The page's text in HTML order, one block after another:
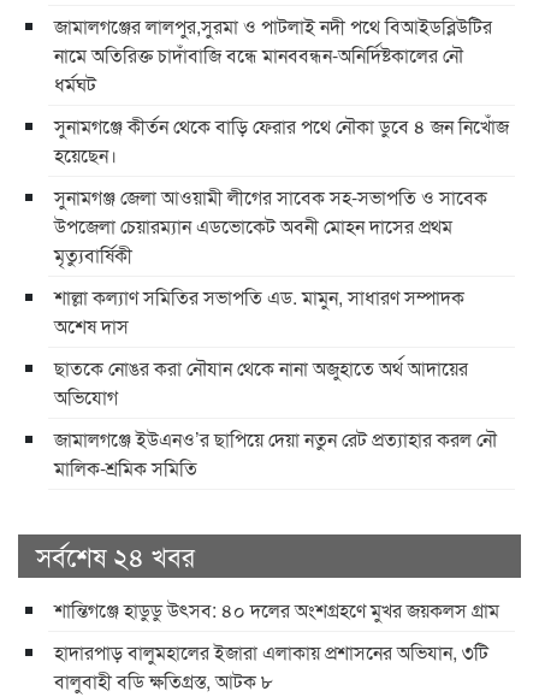
জামালগঞ্জের লালপুর,সুরমা ও পাটলাই নদী পথে বিআইডব্লিউটির
নামে অতিরিক্ত চাদাঁবাজি বন্ধে মানববন্ধন-অনির্দিষ্টকালের নৌ
ধর্মঘট
সুনামগঞ্জে কীর্তন থেকে বাড়ি ফেরার পথে নৌকা ডুবে ৪ জন নিখোঁজ
হয়েছেন।
সুনামগঞ্জ জেলা আওয়ামী লীগের সাবেক সহ-সভাপতি ও সাবেক
উপজেলা চেয়ারম্যান এডভোকেট অবনী মোহন দাসের প্রথম
মৃত্যুবার্ষিকী
শাল্লা কল্যাণ সমিতির সভাপতি এড. মামুন, সাধারণ সম্পাদক
অশেষ দাস
ছাতকে নোঙর করা নৌযান থেকে নানা অজুহাতে অর্থ আদায়ের
অভিযোগ
জামালগঞ্জে ইউএনও’র ছাপিয়ে দেয়া নতুন রেট প্রত্যাহার করল নৌ
মালিক-শ্রমিক সমিতি
সর্বশেষ ২৪ খবর
শান্তিগঞ্জে হাডুডু উৎসব: ৪০ দলের অংশগ্রহণে মুখর জয়কলস গ্রাম
হাদারপাড় বালুমহালের ইজারা এলাকায় প্রশাসনের অভিযান, ৩টি
বালুবাহী বডি ক্ষতিগ্রস্ত, আটক ৮